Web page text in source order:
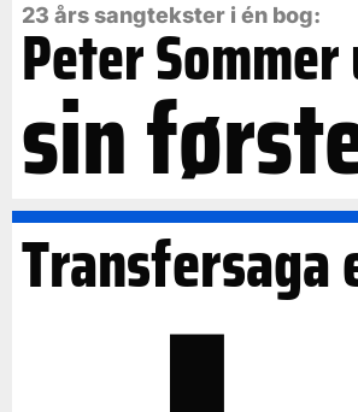
23 års sangtekster i én bog:
Peter
sin
Transfersaga